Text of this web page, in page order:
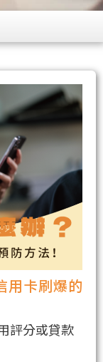
用卡刷爆的
評分或貸款